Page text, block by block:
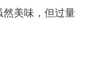
美味，但过量